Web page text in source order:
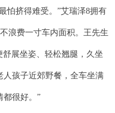
怕挤得难受。”艾瑞泽8拥有
浪费一寸车内面积。王先生
展坐姿、轻松翘腿，久坐
孩子近郊野餐，全车坐满
都很好。”